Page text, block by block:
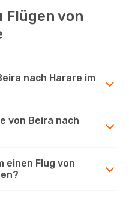
Flügen von
nach Harare im
von Beira nach
einen Flug von